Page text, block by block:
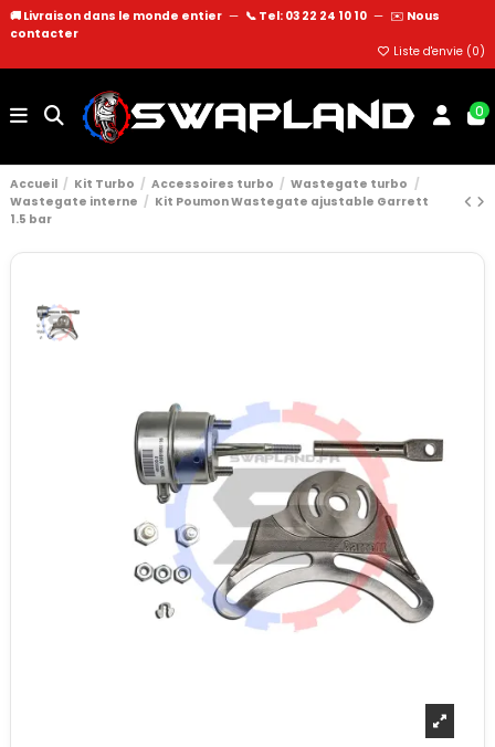
🚚 Livraison dans le monde entier — 📞 Tel: 03 22 24 10 10 — ✉️ Nous
contacter
Liste d'envie (0)
0
Accueil Kit Turbo Accessoires turbo
Wastegate turbo
Wastegate interne
Kit Poumon Wastegate ajustable Garrett
1.5 bar